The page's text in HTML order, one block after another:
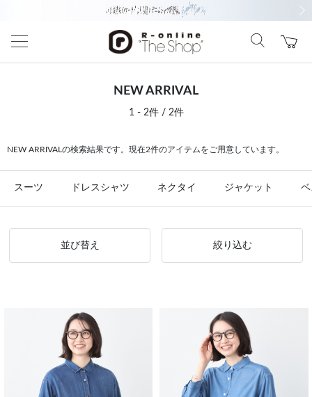
NEW ARRIVAL
1 - 2件 / 2件
NEW ARRIVALの検索結果です。現在2件のアイテムをご用意しています。
スーツ ドレスシャツ ネクタイ ジャケット
並び替え 絞り込む